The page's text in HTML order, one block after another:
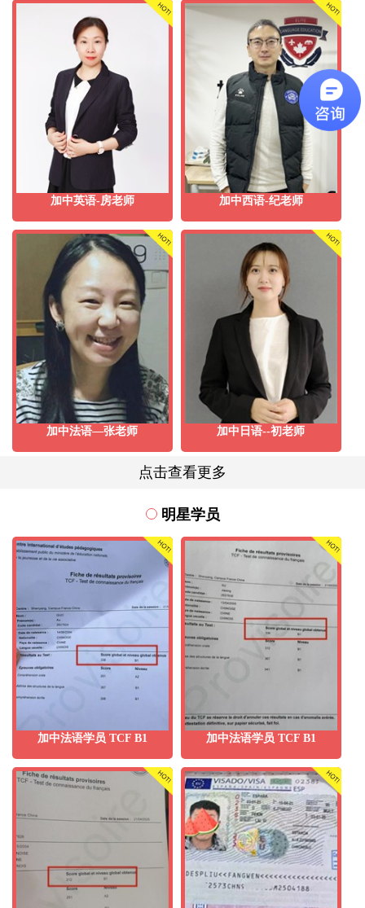
加中英语-房老师 加中西语-纪老师
加中法语—张老师 加中日语--初老师
点击查看更多
明星学员
加中法语学员 TCF B1 加中法语学员 TCF B1